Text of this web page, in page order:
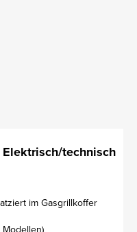
Elektrisch/technisch
im Gasgrillkoffer